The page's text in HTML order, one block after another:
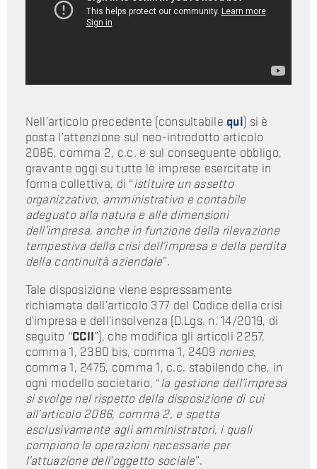
Nell’articolo precedente (consultabile qui) si è
posta l’attenzione sul neo-introdotto articolo
2086, comma 2, c.c. e sul conseguente obbligo,
gravante oggi su tutte le imprese esercitate in
forma collettiva, di “istituire un assetto
organizzativo, amministrativo e contabile
adeguato alla natura e alle dimensioni
dell’impresa, anche in funzione della rilevazione
tempestiva della crisi dell’impresa e della perdita
della continuità aziendale”.
Tale disposizione viene espressamente
richiamata dall’articolo 377 del Codice della crisi
d’impresa e dell’insolvenza (D.Lgs. n. 14/2019, di
seguito “CCII”), che modifica gli articoli 2257,
comma 1, 2380 bis, comma 1, 2409 nonies,
comma 1, 2475, comma 1, c.c. stabilendo che, in
ogni modello societario, “la gestione dell’impresa
si svolge nel rispetto della disposizione di cui
all’articolo 2086, comma 2, e spetta
esclusivamente agli amministratori, i quali
compiono le operazioni necessarie per
l’attuazione dell’oggetto sociale”.